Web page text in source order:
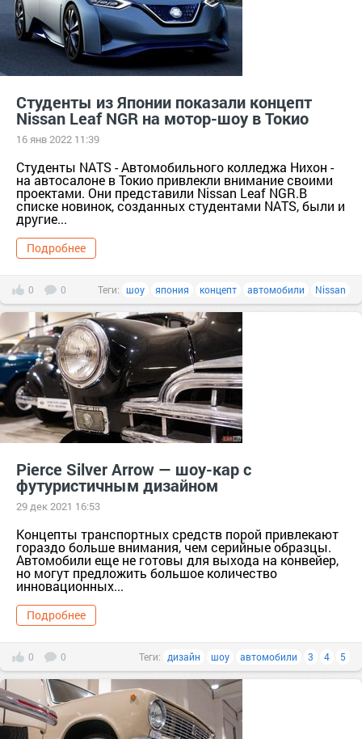
Студенты из Японии показали концепт
Nissan Leaf NGR на мотор-шоу в Токио
16 янв 2022 11:39
Студенты NATS - Автомобильного колледжа Нихон -
на автосалоне в Токио привлекли внимание своими
проектами. Они представили Nissan Leaf NGR.В
списке новинок, созданных студентами NATS, были и
другие...
Подробнее
0 0 Теги: шоу япония концепт автомобили Nissan
Pierce Silver Arrow — шоу-кар с
футуристичным дизайном
29 дек 2021 16:53
Концепты транспортных средств порой привлекают
гораздо больше внимания, чем серийные образцы.
Автомобили еще не готовы для выхода на конвейер,
но могут предложить большое количество
инновационных...
Подробнее
0 0 Теги: дизайн шоу автомобили 3 4 5